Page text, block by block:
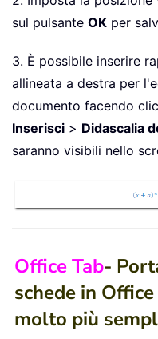
sul pulsante OK per
3. È possibile inserire
allineata a destra per
documento facendo
Inserisci > Didascalia
saranno visibili nello
Office Tab-
schede in
molto più